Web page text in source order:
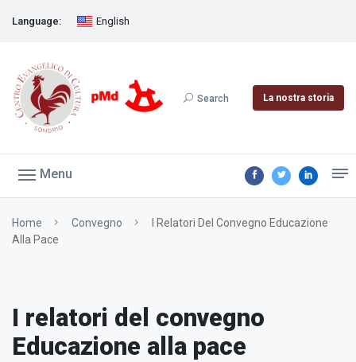
Language: English
Search La nostra storia
Menu
Home Convegno
I Relatori Del Convegno Educazione
Alla Pace
I relatori del convegno
Educazione alla pace